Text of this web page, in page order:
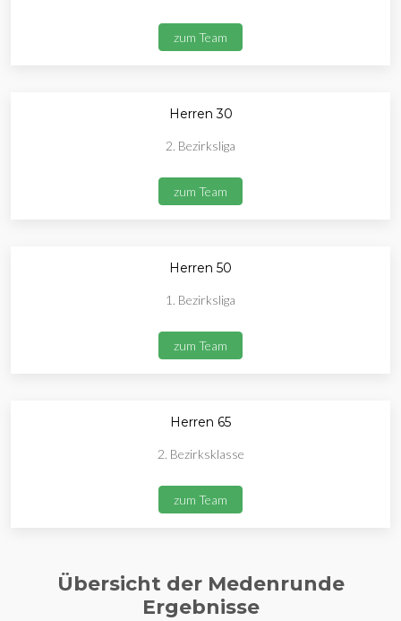
zum Team
Herren 30
2. Bezirksliga
zum Team
Herren 50
1. Bezirksliga
zum Team
Herren 65
2. Bezirksklasse
zum Team
Übersicht der Medenrunde
Ergebnisse